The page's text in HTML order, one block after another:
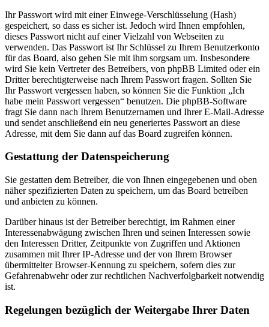
Ihr Passwort wird mit einer Einwege-Verschlüsselung (Hash)
gespeichert, so dass es sicher ist. Jedoch wird Ihnen empfohlen,
dieses Passwort nicht auf einer Vielzahl von Webseiten zu
verwenden. Das Passwort ist Ihr Schlüssel zu Ihrem Benutzerkonto
für das Board, also gehen Sie mit ihm sorgsam um. Insbesondere
wird Sie kein Vertreter des Betreibers, von phpBB Limited oder ein
Dritter berechtigterweise nach Ihrem Passwort fragen. Sollten Sie
Ihr Passwort vergessen haben, so können Sie die Funktion „Ich
habe mein Passwort vergessen“ benutzen. Die phpBB-Software
fragt Sie dann nach Ihrem Benutzernamen und Ihrer E-Mail-Adresse
und sendet anschließend ein neu generiertes Passwort an diese
Adresse, mit dem Sie dann auf das Board zugreifen können.
Gestattung der Datenspeicherung
Sie gestatten dem Betreiber, die von Ihnen eingegebenen und oben
näher spezifizierten Daten zu speichern, um das Board betreiben
und anbieten zu können.
Darüber hinaus ist der Betreiber berechtigt, im Rahmen einer
Interessenabwägung zwischen Ihren und seinen Interessen sowie
den Interessen Dritter, Zeitpunkte von Zugriffen und Aktionen
zusammen mit Ihrer IP-Adresse und der von Ihrem Browser
übermittelter Browser-Kennung zu speichern, sofern dies zur
Gefahrenabwehr oder zur rechtlichen Nachverfolgbarkeit notwendig
ist.
Regelungen bezüglich der Weitergabe Ihrer Daten